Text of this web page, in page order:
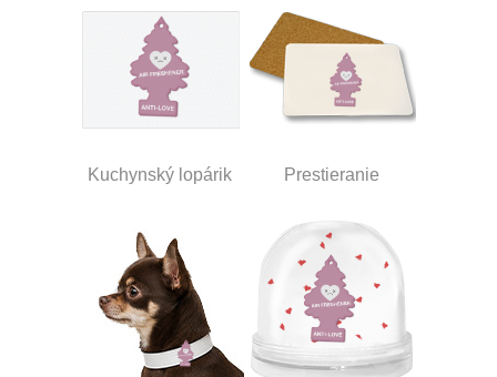
Kuchynský lopárik Prestieranie